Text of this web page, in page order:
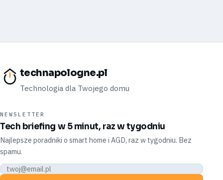
technapologne.pl
Technologia dla Twojego domu
NEWSLETTER
Tech briefing w 5 minut, raz w tygodniu
Najlepsze poradniki o smart home i AGD, raz w tygodniu. Bez
spamu.